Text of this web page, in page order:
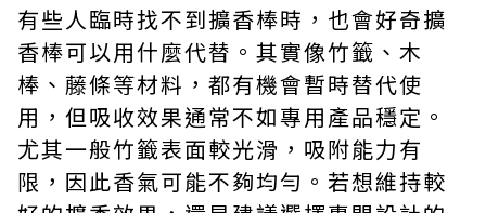
有些人臨時找不到擴香棒時，也會好奇擴
香棒可以用什麼代替。其實像竹籤、木
棒、藤條等材料，都有機會暫時替代使
用，但吸收效果通常不如專用產品穩定。
尤其一般竹籤表面較光滑，吸附能力有
限，因此香氣可能不夠均勻。若想維持較